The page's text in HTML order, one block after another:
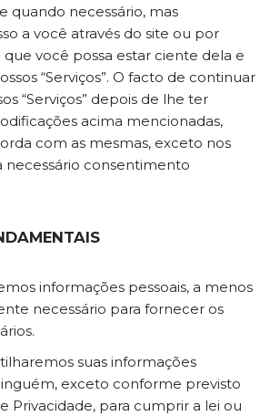
quando necessário, mas
a você através do site ou por
você possa estar ciente dela e
“Serviços”. O facto de continuar
“Serviços” depois de lhe ter
acima mencionadas,
com as mesmas, exceto nos
necessário consentimento
informações pessoais, a menos
necessário para fornecer os
suas informações
exceto conforme previsto
Privacidade, para cumprir a lei ou